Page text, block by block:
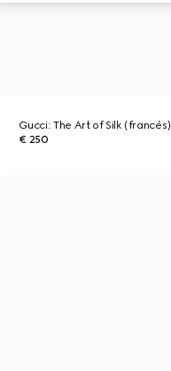
Gucci: The Art of Silk (francés)
€ 250